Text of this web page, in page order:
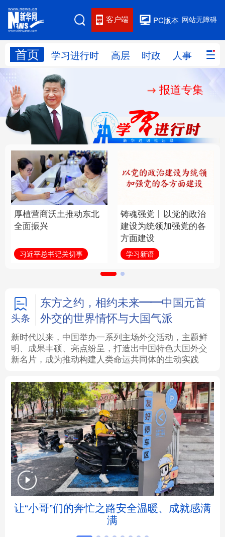
网站无障碍
PC版本
客户端
首页 学习进行时 高层 时政 人事 国际
网站地图
学习进行时 人事
国际 财经 网评
思客智库 全球连线 教育
科技 科创 量子 体育
文化 书画
访谈 视频 图片 政务
学术中国 乡村振兴 银龄 溯源中国
城市 旅游 能源
彩票 娱乐 时尚 悦读
文化产业
地方频道
北京 天津 河北 山西
辽宁 吉林 上海 江苏
报道专集
厚植营商沃土推动东北
全面振兴
习近平总书记关切事
铸魂强党丨以党的政治
建设为统领加强党的各
方面建设
学习新语
头条
东方之约，相约未来——中国元首
外交的世界情怀与大国气派
新时代以来，中国举办一系列主场外交活动，主题鲜
明、成果丰硕、亮点纷呈，打造出中国特色大国外交
新名片，成为推动构建人类命运共同体的生动实践
让“小哥”们的奔忙之路安全温暖、成就感满
满